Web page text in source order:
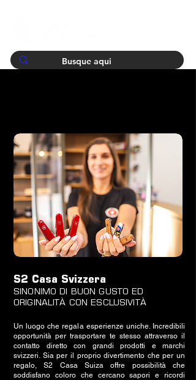
S2 Casa Svizzera
SINONIMO DI BUON GUSTO ED
ORIGINALITÀ CON ESCLUSIVITÀ
Un luogo che regala esperienze uniche. Incredibili
opportunità per trasportare te stesso attraverso il
contatto diretto con grandi prodotti e marchi
svizzeri. Sia per il proprio divertimento che per un
regalo, S2 Casa Suiza offre possibilità che
soddisfano coloro che cercano sapori e ricordi